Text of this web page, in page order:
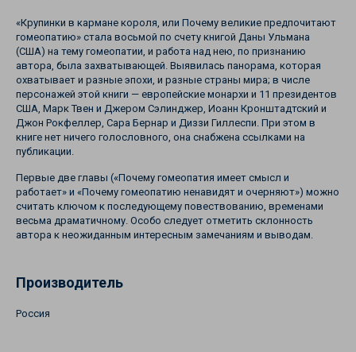
«Крупинки в кармане короля, или Почему великие предпочитают
гомеопатию» стала восьмой по счету книгой Даны Ульмана
(США) на тему гомеопатии, и работа над нею, по признанию
автора, была захватывающей. Выявилась панорама, которая
охватывает и разные эпохи, и разные страны мира; в числе
персонажей этой книги — европейские монархи и 11 президентов
США, Марк Твен и Джером Сэлинджер, Иоанн Кронштадтский и
Джон Рокфеллер, Сара Бернар и Диззи Гиллеспи. При этом в
книге нет ничего голословного, она снабжена ссылками на
публикации.
Первые две главы («Почему гомеопатия имеет смысл и
работает» и «Почему гомеопатию ненавидят и очерняют») можно
считать ключом к последующему повествованию, временами
весьма драматичному. Особо следует отметить склонность
автора к неожиданным интересным замечаниям и выводам.
Производитель
Россия